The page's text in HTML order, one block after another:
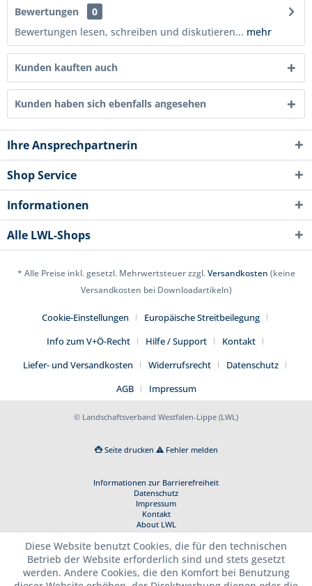
Bewertungen
0
Bewertungen lesen, schreiben und diskutieren... mehr
Kunden kauften auch
Kunden haben sich ebenfalls angesehen
Ihre Ansprechpartnerin
Shop Service
Informationen
Alle LWL-Shops
* Alle Preise inkl. gesetzl. Mehrwertsteuer zzgl.Versandkosten (keine
Versandkosten bei Downloadartikeln)
Cookie-Einstellungen
Europäische Streitbeilegung
Info zum V+Ö-Recht
Hilfe / Support
Kontakt
Liefer- und Versandkosten
Widerrufsrecht
Datenschutz
AGB
Impressum
© Landschaftsverband Westfalen-Lippe (LWL)
Seite drucken Fehler melden
Informationen zur Barrierefreiheit
Datenschutz
Impressum
Kontakt
About LWL
Diese Website benutzt Cookies, die für den technischen
Betrieb der Website erforderlich sind und stets gesetzt
werden. Andere Cookies, die den Komfort bei Benutzung